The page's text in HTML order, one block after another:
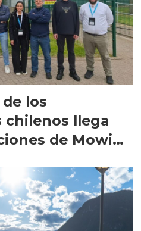
los
chilenos llega
de Mowi